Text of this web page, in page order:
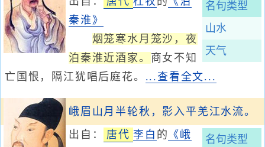
名句类型
山水
天气
秦淮》
烟笼寒水月笼沙，夜
泊秦淮近酒家。 商女不知
亡国恨，隔江犹唱后庭花。 ...查看全文...
峨眉山月半轮秋，影入平羌江水流。
名句类型
出自： 唐代 李白 的 《峨